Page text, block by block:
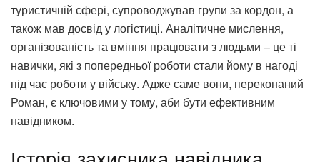
туристичній сфері, супроводжував групи за кордон, а
також мав досвід у логістиці. Аналітичне мислення,
організованість та вміння працювати з людьми – це ті
навички, які з попередньої роботи стали йому в нагоді
під час роботи у війську. Адже саме вони, переконаний
Роман, є ключовими у тому, аби бути ефективним
навідником.